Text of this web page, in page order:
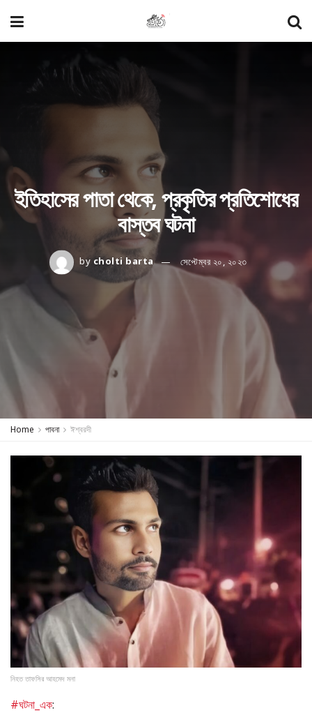
ইতিহাসের পাতা থেকে, প্রকৃতির প্রতিশোধের
বাস্তব ঘটনা
by cholti barta সেপ্টেম্বর ২০, ২০২৩
Home পাবনা ঈশ্বরদী
নিহত তাফসির আহমেদ মনা
#ঘটনা_এক: